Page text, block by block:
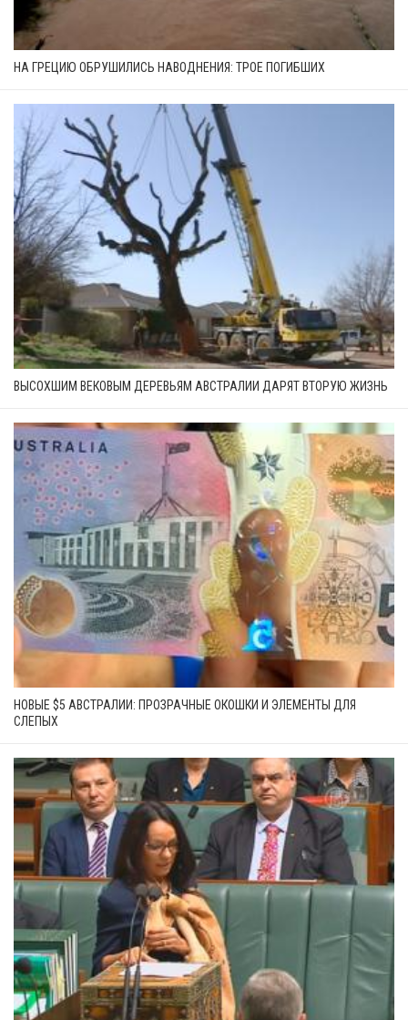
НА ГРЕЦИЮ ОБРУШИЛИСЬ НАВОДНЕНИЯ: ТРОЕ ПОГИБШИХ
ВЫСОХШИМ ВЕКОВЫМ ДЕРЕВЬЯМ АВСТРАЛИИ ДАРЯТ ВТОРУЮ ЖИЗНЬ
НОВЫЕ $5 АВСТРАЛИИ: ПРОЗРАЧНЫЕ ОКОШКИ И ЭЛЕМЕНТЫ ДЛЯ
СЛЕПЫХ